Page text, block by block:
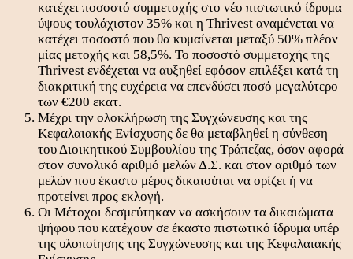
κατέχει ποσοστό συμμετοχής στο νέο πιστωτικό ίδρυμα
ύψους τουλάχιστον 35% και η Thrivest αναμένεται να
κατέχει ποσοστό που θα κυμαίνεται μεταξύ 50% πλέον
μίας μετοχής και 58,5%. Το ποσοστό συμμετοχής της
Thrivest ενδέχεται να αυξηθεί εφόσον επιλέξει κατά τη
διακριτική της ευχέρεια να επενδύσει ποσό μεγαλύτερο
των €200 εκατ.
Μέχρι την ολοκλήρωση της Συγχώνευσης και της
Κεφαλαιακής Ενίσχυσης δε θα μεταβληθεί η σύνθεση
του Διοικητικού Συμβουλίου της Τράπεζας, όσον αφορά
στον συνολικό αριθμό μελών Δ.Σ. και στον αριθμό των
μελών που έκαστο μέρος δικαιούται να ορίζει ή να
προτείνει προς εκλογή.
Οι Μέτοχοι δεσμεύτηκαν να ασκήσουν τα δικαιώματα
ψήφου που κατέχουν σε έκαστο πιστωτικό ίδρυμα υπέρ
της υλοποίησης της Συγχώνευσης και της Κεφαλαιακής